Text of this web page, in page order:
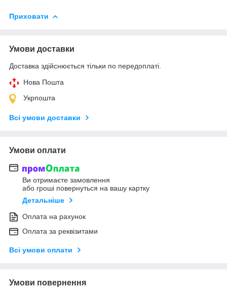
Приховати
Умови доставки
Доставка здійснюється тільки по передоплаті.
Нова Пошта
Укрпошта
Всі умови доставки
Умови оплати
Ви отримаєте замовлення
або гроші повернуться на вашу картку
Детальніше
Оплата на рахунок
Оплата за реквізитами
Всі умови оплати
Умови повернення